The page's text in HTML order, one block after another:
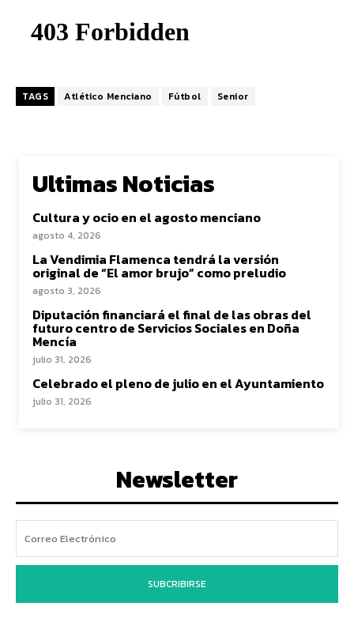
TAGS Atlético Menciano Fútbol Senior
Ultimas Noticias
Cultura y ocio en el agosto menciano
agosto 4, 2026
La Vendimia Flamenca tendrá la versión
original de “El amor brujo” como preludio
agosto 3, 2026
Diputación financiará el final de las obras del
futuro centro de Servicios Sociales en Doña
Mencía
julio 31, 2026
Celebrado el pleno de julio en el Ayuntamiento
julio 31, 2026
Newsletter
SUBCRIBIRSE